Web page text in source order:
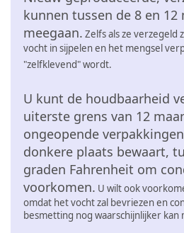
kunnen tussen de 8 en 12
meegaan. Zelfs als ze verzegeld
vocht in sijpelen en het mengsel
"zelfklevend" wordt.
U kunt de houdbaarheid
uiterste grens van 12
ongeopende
donkere plaats bewaart,
graden Fahrenheit om
voorkomen. U wilt ook
omdat het vocht zal bevriezen en
besmetting nog waarschijnlijker kan